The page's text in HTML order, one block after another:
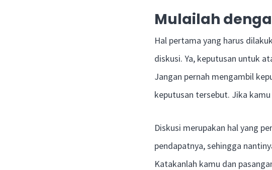
Mulailah
Hal pertama yang harus
diskusi. Ya, keputusan untuk
Jangan pernah mengambil
keputusan tersebut. Jika
Diskusi merupakan hal yang
pendapatnya, sehingga
Katakanlah kamu dan